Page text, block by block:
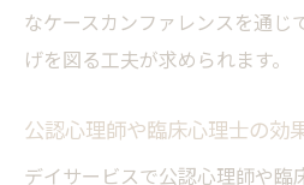
なケースカンファレンスを通じ
げを図る工夫が求められます。
公認心理師や臨床心理士の効
デイサービスで公認心理師や臨